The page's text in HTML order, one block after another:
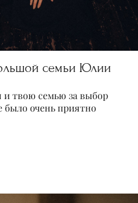
семьи Юлии
и твою семью за выбор
очень приятно